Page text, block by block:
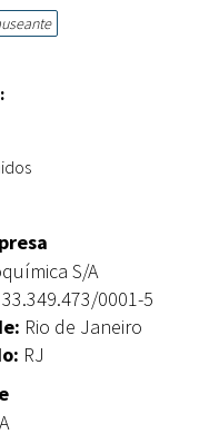
S/A
33.349.473/0001-5
Rio de Janeiro
RJ